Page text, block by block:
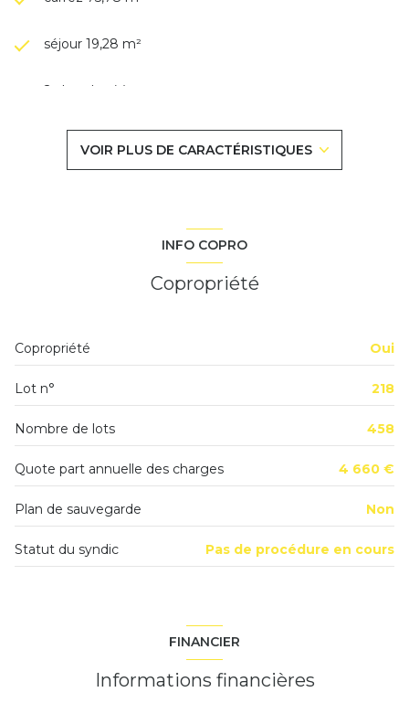
séjour 19,28 m²
2 chambre(s)
Chauffage collectif : au sol (gaz de ville)
exposition Ouest
4 étage(s)
ascenseur
cave
quartier Orée de sénart
VOIR PLUS DE CARACTÉRISTIQUES
INFO COPRO
Copropriété
Copropriété Oui
Lot n° 218
Nombre de lots 458
Quote part annuelle des charges 4 660 €
Plan de sauvegarde Non
Statut du syndic Pas de procédure en cours
FINANCIER
Informations financières